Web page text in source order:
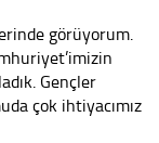
görüyorum.
Gençler
çok ihtiyacımız